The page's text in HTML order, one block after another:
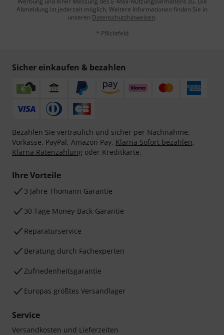
Abmeldung ist jederzeit möglich. Weitere Informationen finden Sie in
unseren Datenschutzhinweisen.
* Pflichtfeld
Sicher einkaufen & bezahlen
Bezahlen Sie vertraulich und sicher per Nachnahme,
Vorkasse, PayPal, Amazon Pay, Klarna Sofort bezahlen,
Klarna Ratenzahlung oder Kreditkarte.
Ihre Vorteile
3 Jahre Thomann Garantie
30 Tage Money-Back-Garantie
Reparaturservice
Beratung durch Fachexperten
Zufriedenheitsgarantie
Europas größtes Versandlager
Service
Versandkosten und Lieferzeiten